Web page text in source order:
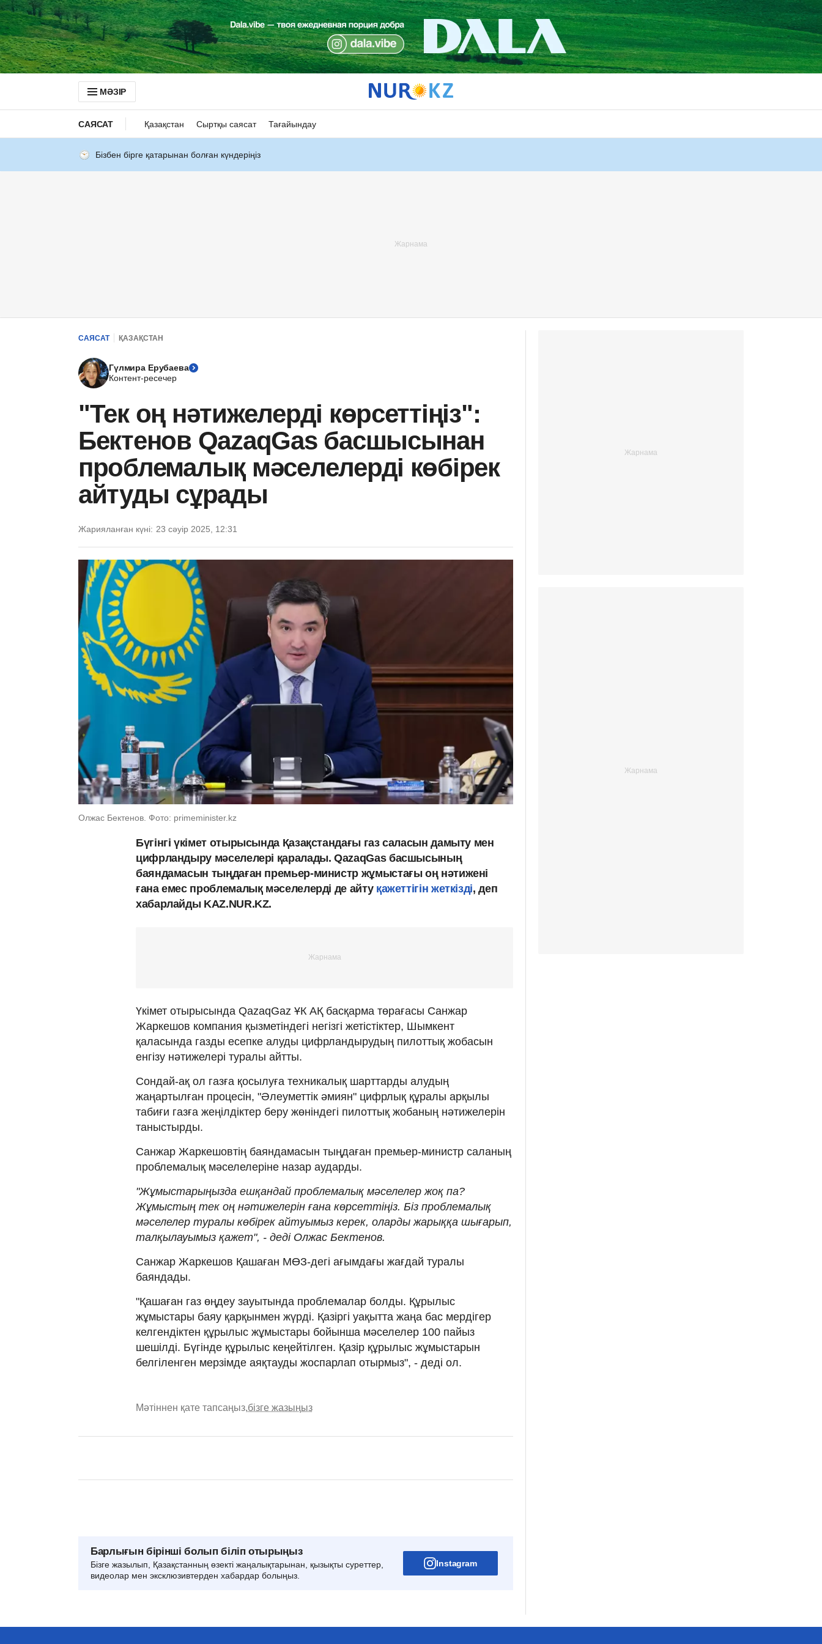
МӘЗІР
САЯСАТ Қазақстан Сыртқы саясат Тағайындау
Бізбен бірге қатарынан болған күндеріңіз
САЯСАТ ҚАЗАҚСТАН
Гүлмира Ерубаева
Контент-ресечер
"Тек оң нәтижелерді көрсеттіңіз":
Бектенов QazaqGas басшысынан
проблемалық мәселелерді көбірек
айтуды сұрады
Жарияланған күні: 23 сәуір 2025, 12:31
Олжас Бектенов. Фото: primeminister.kz
Бүгінгі үкімет отырысында Қазақстандағы газ саласын дамыту мен
цифрландыру мәселелері қаралады. QazaqGas басшысының
баяндамасын тыңдаған премьер-министр жұмыстағы оң нәтижені
ғана емес проблемалық мәселелерді де айту қажеттігін жеткізді, деп
хабарлайды KAZ.NUR.KZ.
Үкімет отырысында QazaqGaz ҰК АҚ басқарма төрағасы Санжар
Жаркешов компания қызметіндегі негізгі жетістіктер, Шымкент
қаласында газды есепке алуды цифрландырудың пилоттық жобасын
енгізу нәтижелері туралы айтты.
Сондай-ақ ол газға қосылуға техникалық шарттарды алудың
жаңартылған процесін, "Әлеуметтік әмиян" цифрлық құралы арқылы
табиғи газға жеңілдіктер беру жөніндегі пилоттық жобаның нәтижелерін
таныстырды.
Санжар Жаркешовтің баяндамасын тыңдаған премьер-министр саланың
проблемалық мәселелеріне назар аударды.
"Жұмыстарыңызда ешқандай проблемалық мәселелер жоқ па?
Жұмыстың тек оң нәтижелерін ғана көрсеттіңіз. Біз проблемалық
мәселелер туралы көбірек айтуымыз керек, оларды жарыққа шығарып,
талқылауымыз қажет", - деді Олжас Бектенов.
Санжар Жаркешов Қашаған МӨЗ-дегі ағымдағы жағдай туралы
баяндады.
"Қашаған газ өңдеу зауытында проблемалар болды. Құрылыс
жұмыстары баяу қарқынмен жүрді. Қазіргі уақытта жаңа бас мердігер
келгендіктен құрылыс жұмыстары бойынша мәселелер 100 пайыз
шешілді. Бүгінде құрылыс кеңейтілген. Қазір құрылыс жұмыстарын
белгіленген мерзімде аяқтауды жоспарлап отырмыз", - деді ол.
Мәтіннен қате тапсаңыз,бізге жазыңыз
Барлығын бірінші болып біліп отырыңыз
Бізге жазылып, Қазақстанның өзекті жаңалықтарынан, қызықты суреттер,
видеолар мен эксклюзивтерден хабардар болыңыз.
Instagram